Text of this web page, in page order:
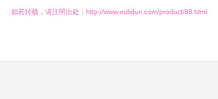
如若转载，请注明出处：http://www.oulidun.com/product/88.html